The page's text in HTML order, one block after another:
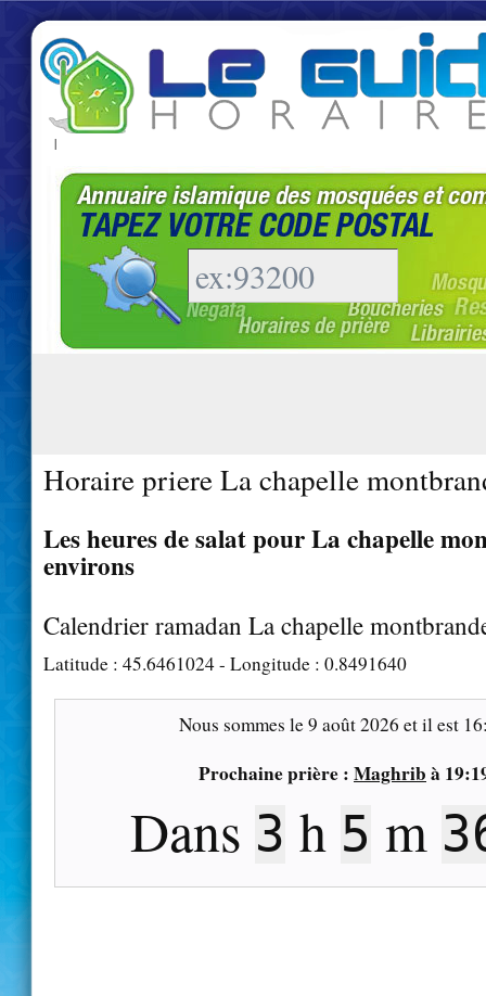
|
Horaire priere La chapelle
Les heures de salat pour La chapelle
environs
Calendrier ramadan La chapelle
Latitude : 45.6461024- Longitude : 0.8491640
Nous sommes le9 août 2026 et il est
Prochaine prière : Maghrib à
Dans 3 h 5 m